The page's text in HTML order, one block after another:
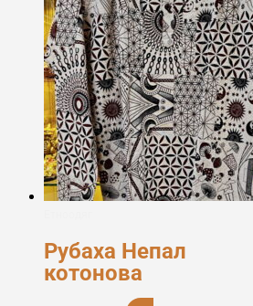
Рубаха Непал
котонова